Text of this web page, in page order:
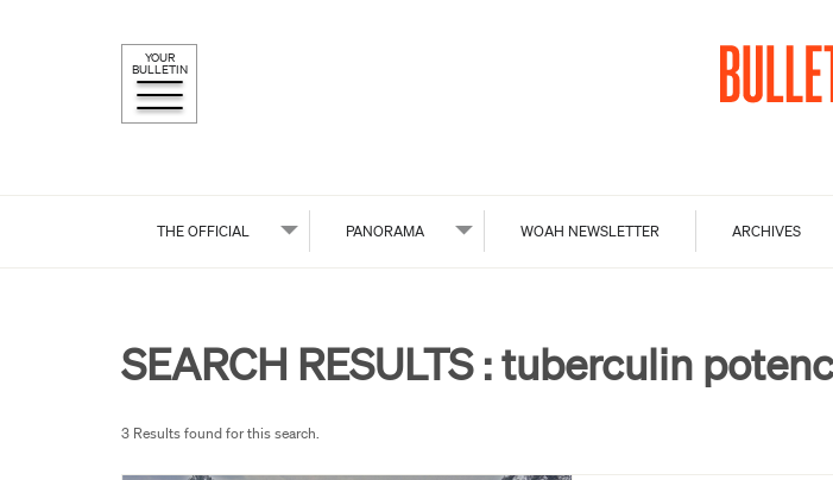
YOUR
BULLETIN
THE OFFICIAL PANORAMA WOAH NEWSLETTER ARCHIVES
SEARCH RESULTS :tuberculin
3 Results found for this search.